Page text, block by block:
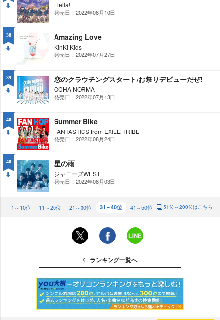
WN
Liella!
発売日：2022年08月10日
38
WN
Amazing Love
KinKi Kids
発売日：2022年07月27日
39
WN
恋のクラウチングスタート/お祭りデビューだぜ!
OCHA NORMA
発売日：2022年07月13日
40
WN
Summer Bike
FANTASTICS from EXILE TRIBE
発売日：2022年08月24日
40 星の雨
ジャニーズWEST
発売日：2022年08月03日
1～10位 11～20位 21～30位 31～40位 41～50位 51位～200位はこちら
ランキング一覧へ